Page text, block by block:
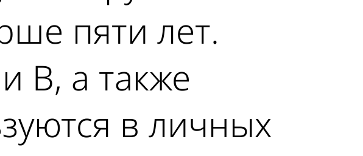
пяти лет.
В, а также
в личных